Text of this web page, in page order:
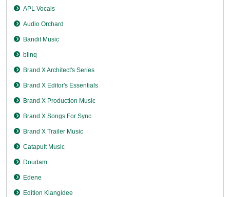
APL Vocals
Audio Orchard
Bandit Music
blinq
Brand X Architect's Series
Brand X Editor's Essentials
Brand X Production Music
Brand X Songs For Sync
Brand X Trailer Music
Catapult Music
Doudam
Edene
Edition Klangidee